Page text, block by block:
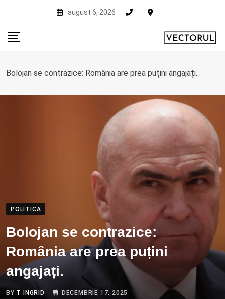
content
august 6, 2026
Bolojan se contrazice: România are prea puțini angajați.
POLITICA
Bolojan se contrazice:
România are prea puțini
angajați.
BY T INGRID DECEMBRIE 17, 2025